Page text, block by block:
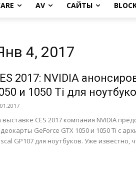
AV САЙТЫ
4, 2017
2017: NVIDIA
и 1050 Ti для
выставке CES 2017 компания NVIDIA
GeForce GTX 1050 и 1050 Ti с
GP107 для ноутбуков. Уже известно,